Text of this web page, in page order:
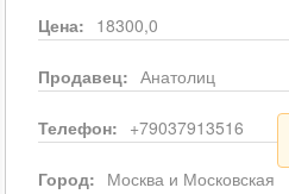
Цена: 18300,0
Продавец: Анатолиц
Телефон: +79037913516
Город: Москва и Московская